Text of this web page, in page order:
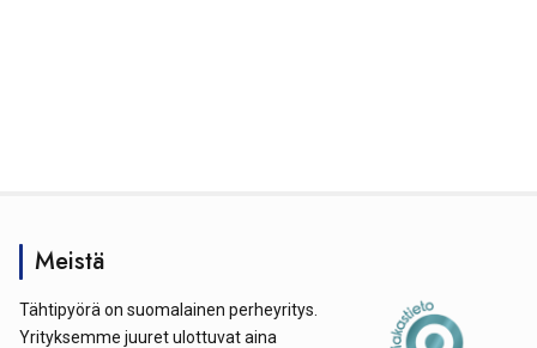
Meistä
Tähtipyörä on suomalainen perheyritys.
Yrityksemme juuret ulottuvat aina